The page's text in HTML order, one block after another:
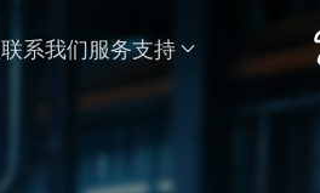
联系我们服务支持